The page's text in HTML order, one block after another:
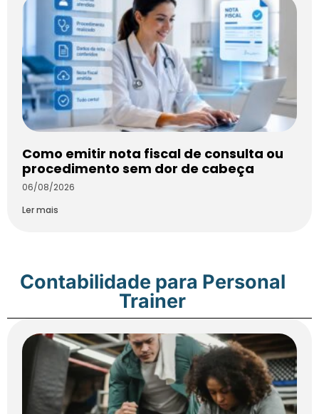
Como emitir nota fiscal de consulta ou
procedimento sem dor de cabeça
06/08/2026
Ler mais
Contabilidade para Personal
Trainer